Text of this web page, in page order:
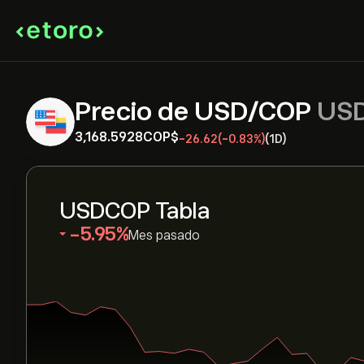
Precio de USD/COP
3,168.5928‎COP$‎-26.62(-0.83%)(1D)
USDCOP Tabla
‎-5.95‎ Mes pasado